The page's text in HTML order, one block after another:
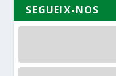
SEGUEIX-NOS